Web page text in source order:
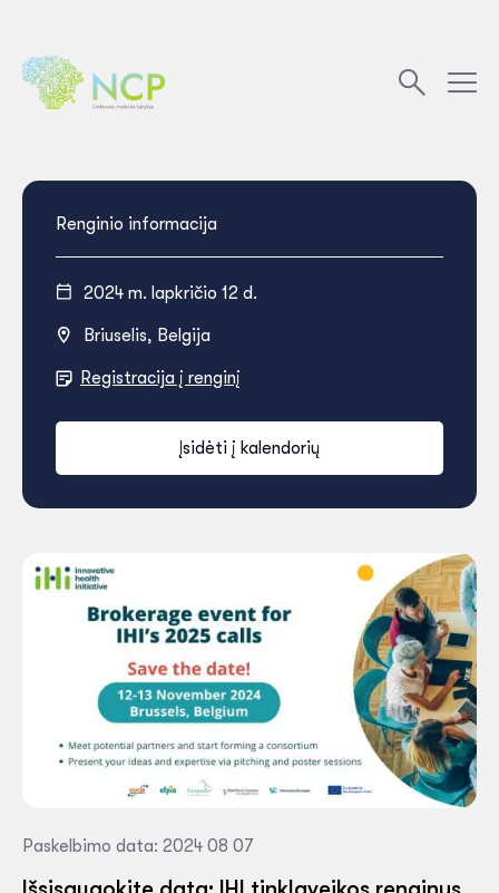
Renginio informacija
2024 m. lapkričio 12 d.
Briuselis, Belgija
Registracija į renginį
Įsidėti į kalendorių
Paskelbimo data: 2024 08 07